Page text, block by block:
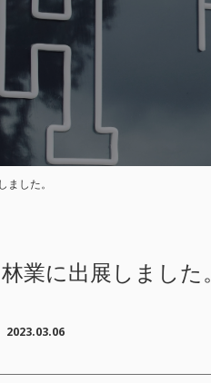
した。
業に出展しました。
2023.03.06